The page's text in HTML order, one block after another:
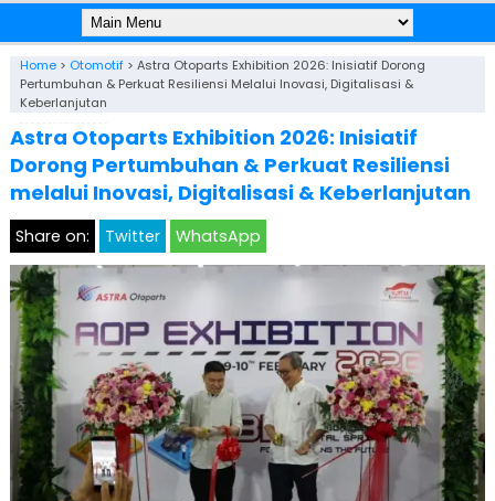
Home> Otomotif> Astra Otoparts Exhibition 2026: Inisiatif Dorong
Pertumbuhan & Perkuat Resiliensi Melalui Inovasi, Digitalisasi &
Keberlanjutan
Astra Otoparts Exhibition 2026: Inisiatif
Dorong Pertumbuhan & Perkuat Resiliensi
melalui Inovasi, Digitalisasi & Keberlanjutan
Share on: Twitter WhatsApp